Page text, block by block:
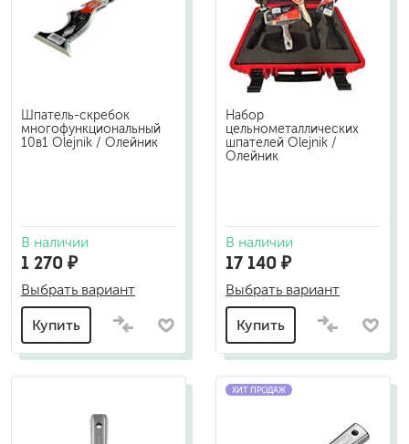
Шпатель-скребок
многофункциональный
10в1 Olejnik / Олейник
В наличии
1 270 ₽
Выбрать вариант
Купить
Набор
цельнометаллических
шпателей Olejnik /
Олейник
В наличии
17 140 ₽
Выбрать вариант
Купить
ХИТ ПРОДАЖ